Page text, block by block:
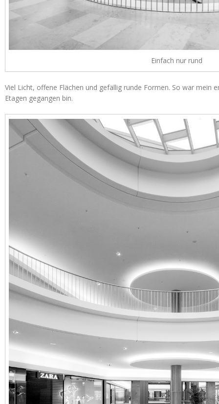
Einfach nur rund
Viel Licht, offene Flächen und gefällig runde Formen. So war mein
Etagen gegangen bin.